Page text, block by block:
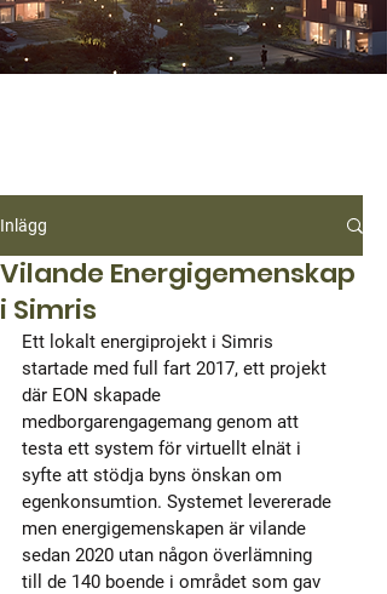
Inlägg
Vilande Energigemenskap
i Simris
Ett lokalt energiprojekt i Simris
startade med full fart 2017, ett projekt
där EON skapade
medborgarengagemang genom att
testa ett system för virtuellt elnät i
syfte att stödja byns önskan om
egenkonsumtion. Systemet levererade
men energigemenskapen är vilande
sedan 2020 utan någon överlämning
till de 140 boende i området som gav